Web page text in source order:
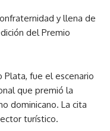
y llena de
del Premio
Plata, fue el escenario
que premió la
dominicano. La cita
turístico.